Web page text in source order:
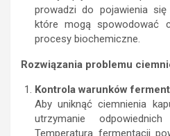
prowadzi do pojawienia
które mogą spowodować
procesy biochemiczne.
Rozwiązania problemu
Kontrola warunków
Aby uniknąć ciemnienia
utrzymanie
Temperatura fermentacji